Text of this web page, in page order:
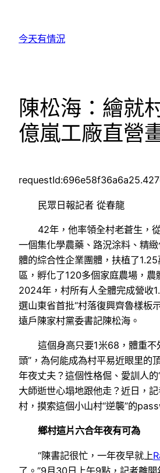
今天有情況
陳松海：繪就
億嵐工廠直營
民眾日報記者 從春龍
42年，他率領全村老蒼生，
一個集化學農藥、路況涂料、精
體的綜合性企業團體，扶植了
區，孵化了120多個家庭農場，農
2024年，村所有人全體完成營收
選山東省首批“村落復興齊魯樣板
遠戶陳家村黨委書記陳松海。
這個身高只要1米68，體重不
頭”，為何能成為村平易近眼里的
年夜丈夫？這個性格倔、愛訓人的
大師逝世心塌地跟他走？近日，
村，摸索這個小山村“逆襲”的
鄉村這片六合年夜有可為
“陳書記很忙，一年夜早就上
了。”9月30日上午9點，記者離